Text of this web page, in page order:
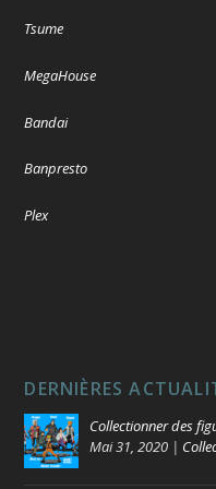
Tsume
MegaHouse
Bandai
Banpresto
Plex
DERNIÈRES
Collectionner des
Mai 31, 2020 |